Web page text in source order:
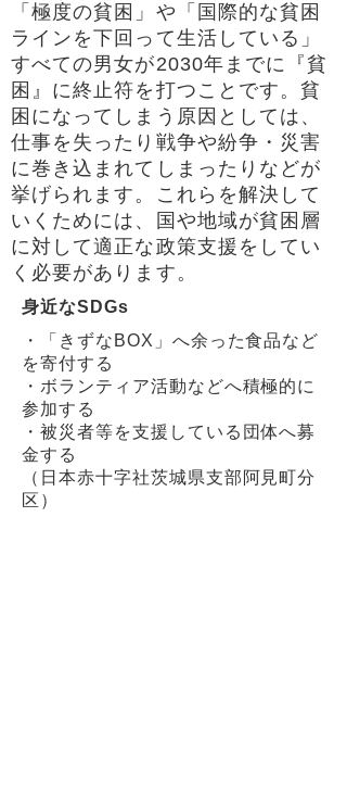
「極度の貧困」や「国際的な貧困
ラインを下回って生活している」
すべての男女が2030年までに『貧
困』に終止符を打つことです。貧
困になってしまう原因としては、
仕事を失ったり戦争や紛争・災害
に巻き込まれてしまったりなどが
挙げられます。これらを解決して
いくためには、国や地域が貧困層
に対して適正な政策支援をしてい
く必要があります。
身近なSDGs
・「きずなBOX」へ余った食品など
を寄付する
・ボランティア活動などへ積極的に
参加する
・被災者等を支援している団体へ募
金する
（日本赤十字社茨城県支部阿見町分
区）